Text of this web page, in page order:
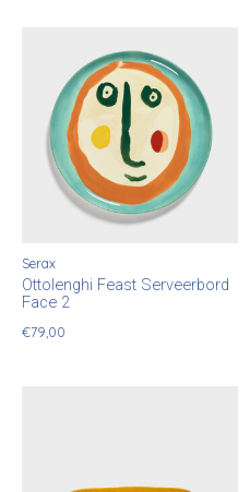
Serax
Ottolenghi Feast Serveerbord
Face 2
€79,00